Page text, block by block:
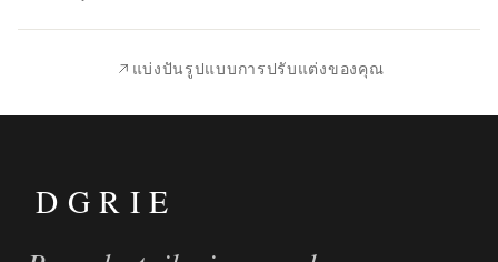
เปรียบ
แบ่งปันรูปแบบการปรับแต่งของคุณ
DGRIE